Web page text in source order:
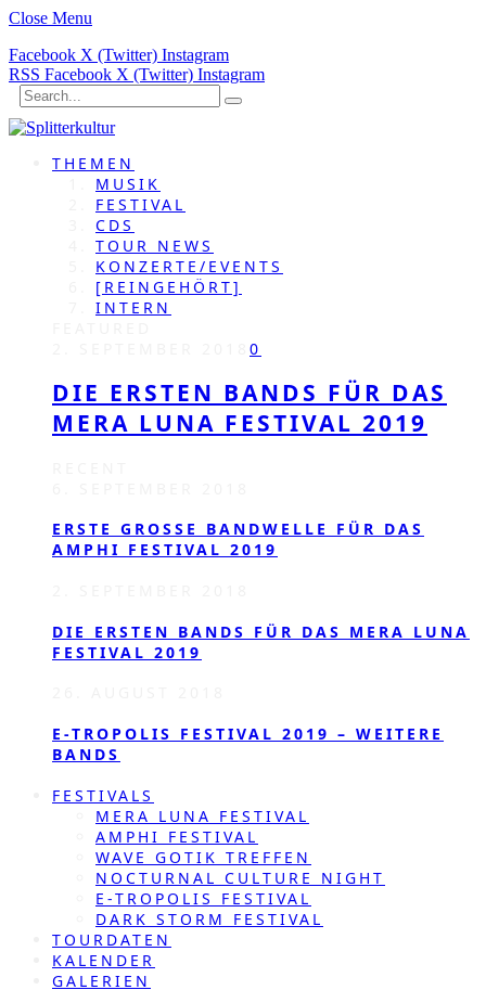
Close Menu
Facebook X (Twitter) Instagram
RSS Facebook X (Twitter) Instagram
THEMEN
MUSIK
FESTIVAL
CDS
TOUR NEWS
KONZERTE/EVENTS
[REINGEHÖRT]
INTERN
0
DIE ERSTEN BANDS FÜR DAS
MERA LUNA FESTIVAL 2019
ERSTE GROSSE BANDWELLE FÜR DAS A
MPHI FESTIVAL 2019
DIE ERSTEN BANDS FÜR DAS MERA LUNA
FESTIVAL 2019
E-TROPOLIS FESTIVAL 2019 – WEITERE
BANDS
FESTIVALS
MERA LUNA FESTIVAL
AMPHI FESTIVAL
WAVE GOTIK TREFFEN
NOCTURNAL CULTURE NIGHT
E-TROPOLIS FESTIVAL
DARK STORM FESTIVAL
TOURDATEN
KALENDER
GALERIEN